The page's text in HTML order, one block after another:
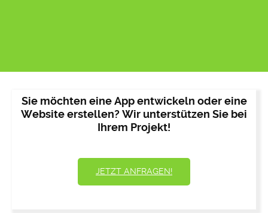
Sie möchten eine App entwickeln oder eine
Website erstellen? Wir unterstützen Sie bei
Ihrem Projekt!
JETZT ANFRAGEN!